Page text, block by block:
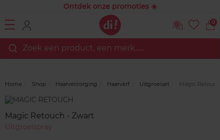
Ontdek onze promoties ☀️
0
Zoek een product, een merk…...
Home Shop Haarverzorging Haarverf Uitgroeiset Magic
Merk
Magic Retouch - Zwart
Uitgroeispray